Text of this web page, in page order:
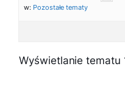
w: Pozostałe tematy
Wyświetlanie tematu